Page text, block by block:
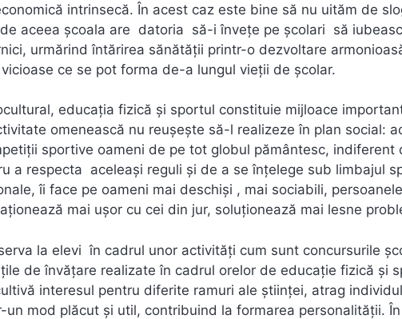
intrinsecă. În acest caz este bine să nu uităm de
de aceea școala are datoria să-i învețe pe școlari să
urmărind întărirea sănătății printr-o dezvoltare
ce se pot forma de-a lungul vieții de școlar.
educația fizică și sportul constituie mijloace
omenească nu reușește să-l realizeze în plan social:
sportive oameni de pe tot globul pământesc, indiferent
a respecta aceleași reguli și de a se înțelege sub limbajul
îi face pe oameni mai deschiși , mai sociabili,
mai ușor cu cei din jur, soluționează mai lesne
la elevi în cadrul unor activități cum sunt concursurile
de învățare realizate în cadrul orelor de educație fizică și
interesul pentru diferite ramuri ale ştiinţei, atrag
mod plăcut şi util, contribuind la formarea personalității.